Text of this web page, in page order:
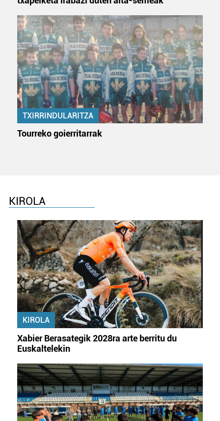
TXIRRINDULARITZA
Tourreko goierritarrak
KIROLA
KIROLA
Xabier Berasategik 2028ra arte berritu du
Euskaltelekin